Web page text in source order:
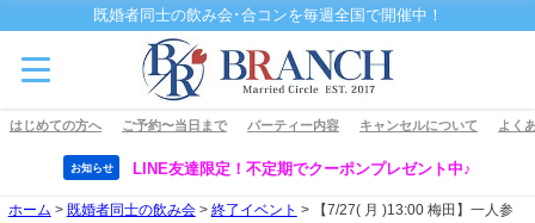
既婚者同士の飲み会･合コンを毎週全国で開催中！
はじめての方へ ご予約〜当日まで パーティー内容 キャンセルについて よく
お知らせ LINE友達限定！不定期でクーポンプレゼント中♪
ホーム > 既婚者同士の飲み会> 終了イベント >
【7/27( 月 )13:00 梅田】一人参